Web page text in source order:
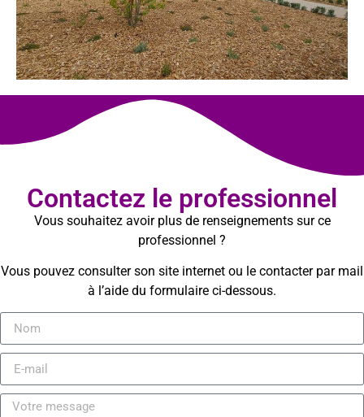
Contactez le professionnel
Vous souhaitez avoir plus de renseignements sur ce
professionnel ?
Vous pouvez consulter son site internet ou le contacter par mail
à l’aide du formulaire ci-dessous.